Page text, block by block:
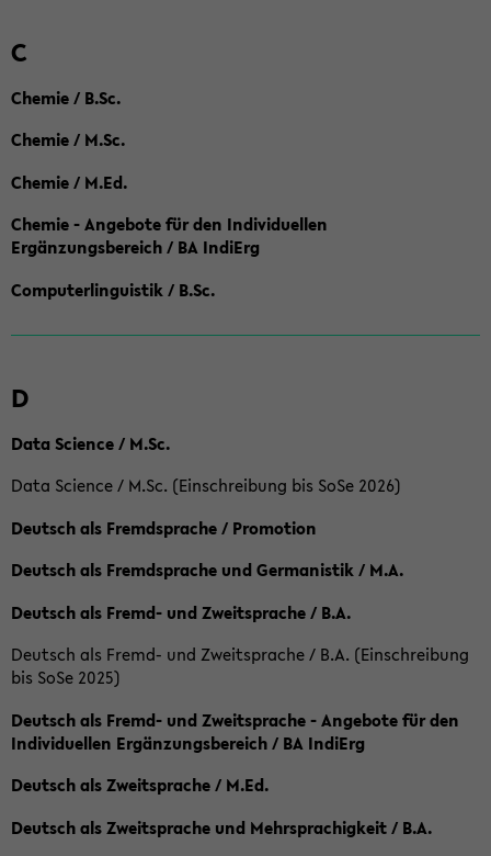
C
Chemie / B.Sc.
Chemie / M.Sc.
Chemie / M.Ed.
Chemie - Angebote für den Individuellen
Ergänzungsbereich / BA IndiErg
Computerlinguistik / B.Sc.
D
Data Science / M.Sc.
Data Science / M.Sc. (Einschreibung bis SoSe 2026)
Deutsch als Fremdsprache / Promotion
Deutsch als Fremdsprache und Germanistik / M.A.
Deutsch als Fremd- und Zweitsprache / B.A.
Deutsch als Fremd- und Zweitsprache / B.A. (Einschreibung
bis SoSe 2025)
Deutsch als Fremd- und Zweitsprache - Angebote für den
Individuellen Ergänzungsbereich / BA IndiErg
Deutsch als Zweitsprache / M.Ed.
Deutsch als Zweitsprache und Mehrsprachigkeit / B.A.